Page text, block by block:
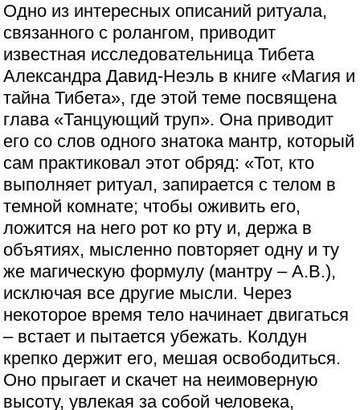
Одно из интересных описаний ритуала,
связанного с ролангом, приводит
известная исследовательница Тибета
Александра Давид-Неэль в книге «Магия и
тайна Тибета», где этой теме посвящена
глава «Танцующий труп». Она приводит
его со слов одного знатока мантр, который
сам практиковал этот обряд: «Тот, кто
выполняет ритуал, запирается с телом в
темной комнате; чтобы оживить его,
ложится на него рот ко рту и, держа в
объятиях, мысленно повторяет одну и ту
же магическую формулу (мантру – А.В.),
исключая все другие мысли. Через
некоторое время тело начинает двигаться
– встает и пытается убежать. Колдун
крепко держит его, мешая освободиться.
Оно прыгает и скачет на неимоверную
высоту, увлекая за собой человека,